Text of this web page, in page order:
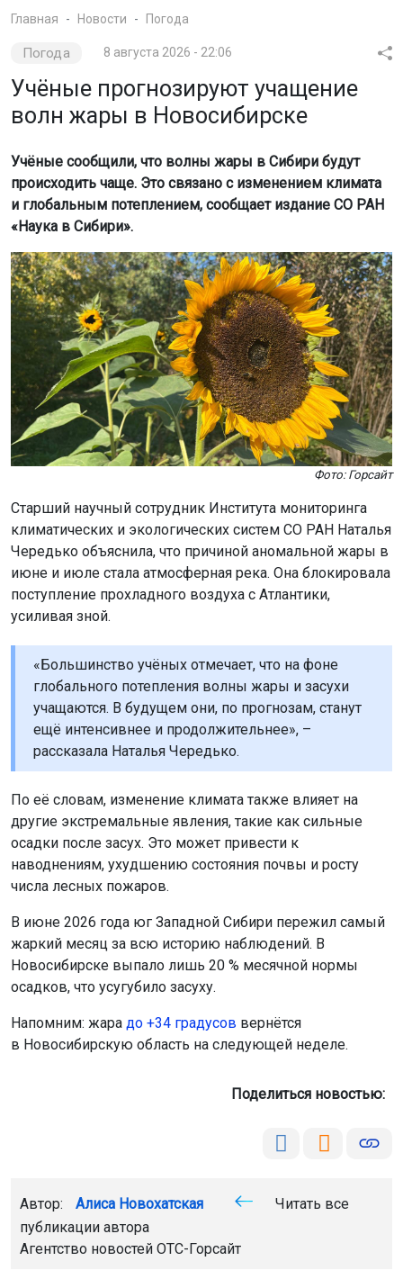
Главная Новости Погода
Погода 8 августа 2026 - 22:06
Учёные прогнозируют учащение
волн жары в Новосибирске
Учёные сообщили, что волны жары в Сибири будут
происходить чаще. Это связано с изменением климата
и глобальным потеплением, сообщает издание СО РАН
«Наука в Сибири».
Фото: Горсайт
Старший научный сотрудник Института мониторинга
климатических и экологических систем СО РАН Наталья
Чередько объяснила, что причиной аномальной жары в
июне и июле стала атмосферная река. Она блокировала
поступление прохладного воздуха с Атлантики,
усиливая зной.
«Большинство учёных отмечает, что на фоне
глобального потепления волны жары и засухи
учащаются. В будущем они, по прогнозам, станут
ещё интенсивнее и продолжительнее», –
рассказала Наталья Чередько.
По её словам, изменение климата также влияет на
другие экстремальные явления, такие как сильные
осадки после засух. Это может привести к
наводнениям, ухудшению состояния почвы и росту
числа лесных пожаров.
В июне 2026 года юг Западной Сибири пережил самый
жаркий месяц за всю историю наблюдений. В
Новосибирске выпало лишь 20 % месячной нормы
осадков, что усугубило засуху.
Напомним: жара до +34 градусов вернётся
в Новосибирскую область на следующей неделе.
Поделиться новостью:
Автор: Алиса Новохатская
Читать все
публикации автора
Агентство новостей ОТС-Горсайт